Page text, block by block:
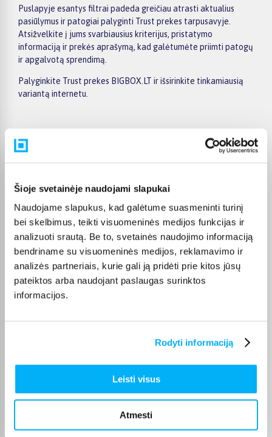
Šioje svetainėje naudojami slapukai
Naudojame slapukus, kad galėtume suasmeninti turinį
bei skelbimus, teikti visuomeninės medijos funkcijas ir
analizuoti srautą. Be to, svetainės naudojimo informaciją
bendriname su visuomeninės medijos, reklamavimo ir
analizės partneriais, kurie gali ją pridėti prie kitos jūsų
pateiktos arba naudojant paslaugas surinktos
informacijos.
Rodyti informaciją
Leisti visus
Atmesti
Puslapyje esantys filtrai padeda greičiau atrasti aktualius
pasiūlymus ir patogiai palyginti Trust prekes tarpusavyje.
Atsižvelkite į jums svarbiausius kriterijus, pristatymo
informaciją ir prekės aprašymą, kad galėtumėte priimti patogų
ir apgalvotą sprendimą.
Palyginkite Trust prekes BIGBOX.LT ir išsirinkite tinkamiausią
variantą internetu.
Pirkėjų atsiliepimai apie prekes
Žydrūnė M.
Patvirtintas pirkėjas
Vaikas patenkintas❤️ puikus žadimas
Algirdas Ž.
Patvirtintas pirkėjas
Super 👍👍👍
Puikus pirkinys . Veikia puikiai
osvald o.
Labai gera kokybė greitas siuntimas!